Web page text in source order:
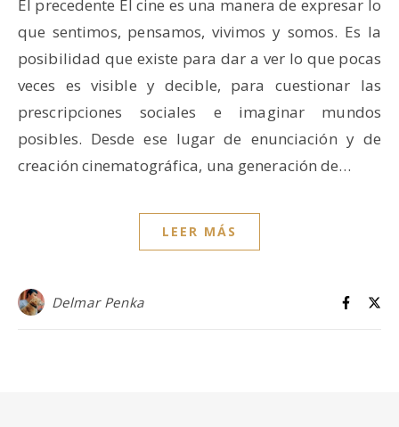
El precedente El cine es una manera de expresar lo
que sentimos, pensamos, vivimos y somos. Es la
posibilidad que existe para dar a ver lo que pocas
veces es visible y decible, para cuestionar las
prescripciones sociales e imaginar mundos
posibles. Desde ese lugar de enunciación y de
creación cinematográfica, una generación de…
LEER MÁS
Delmar Penka